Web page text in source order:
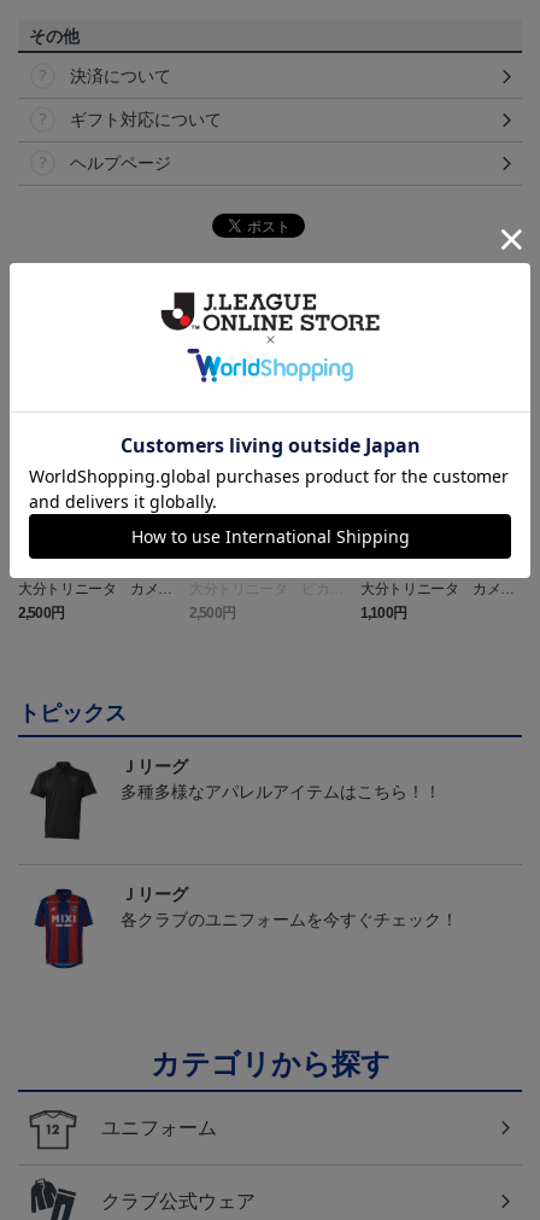
その他
決済について
ギフト対応について
ヘルプページ
大分トリニータ カメッ
クス タオルマフラー
2,500円
大分トリニータ ピカチ
ュウ タオルマフラー
2,500円
大分トリニータ カメッ
クス キーホルダー
1,100円
トピックス
Ｊリーグ
多種多様なアパレルアイテムはこちら！！
Ｊリーグ
各クラブのユニフォームを今すぐチェック！
カテゴリから探す
ユニフォーム
クラブ公式ウェア